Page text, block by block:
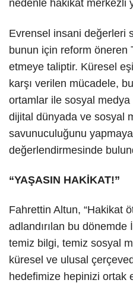
nedenle hakikat merkezli
Evrensel insani değerleri
bunun için reform öneren
etmeye taliptir. Küresel
karşı verilen mücadele,
ortamlar ile sosyal medya
dijital dünyada ve sosyal
savunuculuğunu yapmaya
değerlendirmesinde
“YAŞASIN HAKİKAT!”
Fahrettin Altun, “Hakikat
adlandırılan bu dönemde
temiz bilgi, temiz sosyal
küresel ve ulusal
hedefimize hepinizi ortak